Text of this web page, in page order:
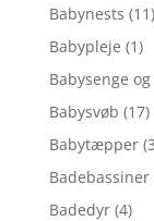
Babynests (11)
Babypleje (1)
Babysenge
Babysvøb (17)
Babytæpper
Badebassiner
Badedyr (4)